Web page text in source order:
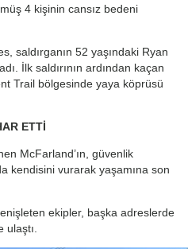
4 kişinin cansız bedeni
saldırganın 52 yaşındaki Ryan
İlk saldırının ardından kaçan
Trail bölgesinde yaya köprüsü
ETTİ
McFarland’ın, güvenlik
kendisini vurarak yaşamına son
ekipler, başka adreslerde